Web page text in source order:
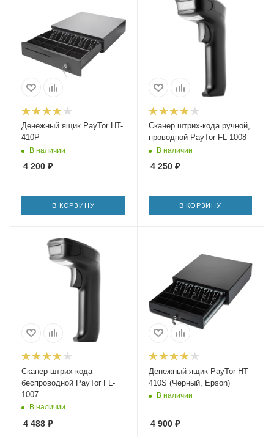
Денежный ящик PayTor HT-
410P
В наличии
4 200 ₽
В КОРЗИНУ
Сканер штрих-кода ручной,
проводной PayTor FL-1008
В наличии
4 250₽
В КОРЗИНУ
Сканер штрих-кода
беспроводной PayTor FL-
1007
В наличии
4 488 ₽
Денежный ящик PayTor HT-
410S (Черный, Epson)
В наличии
4 900₽